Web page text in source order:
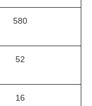
580
52
16